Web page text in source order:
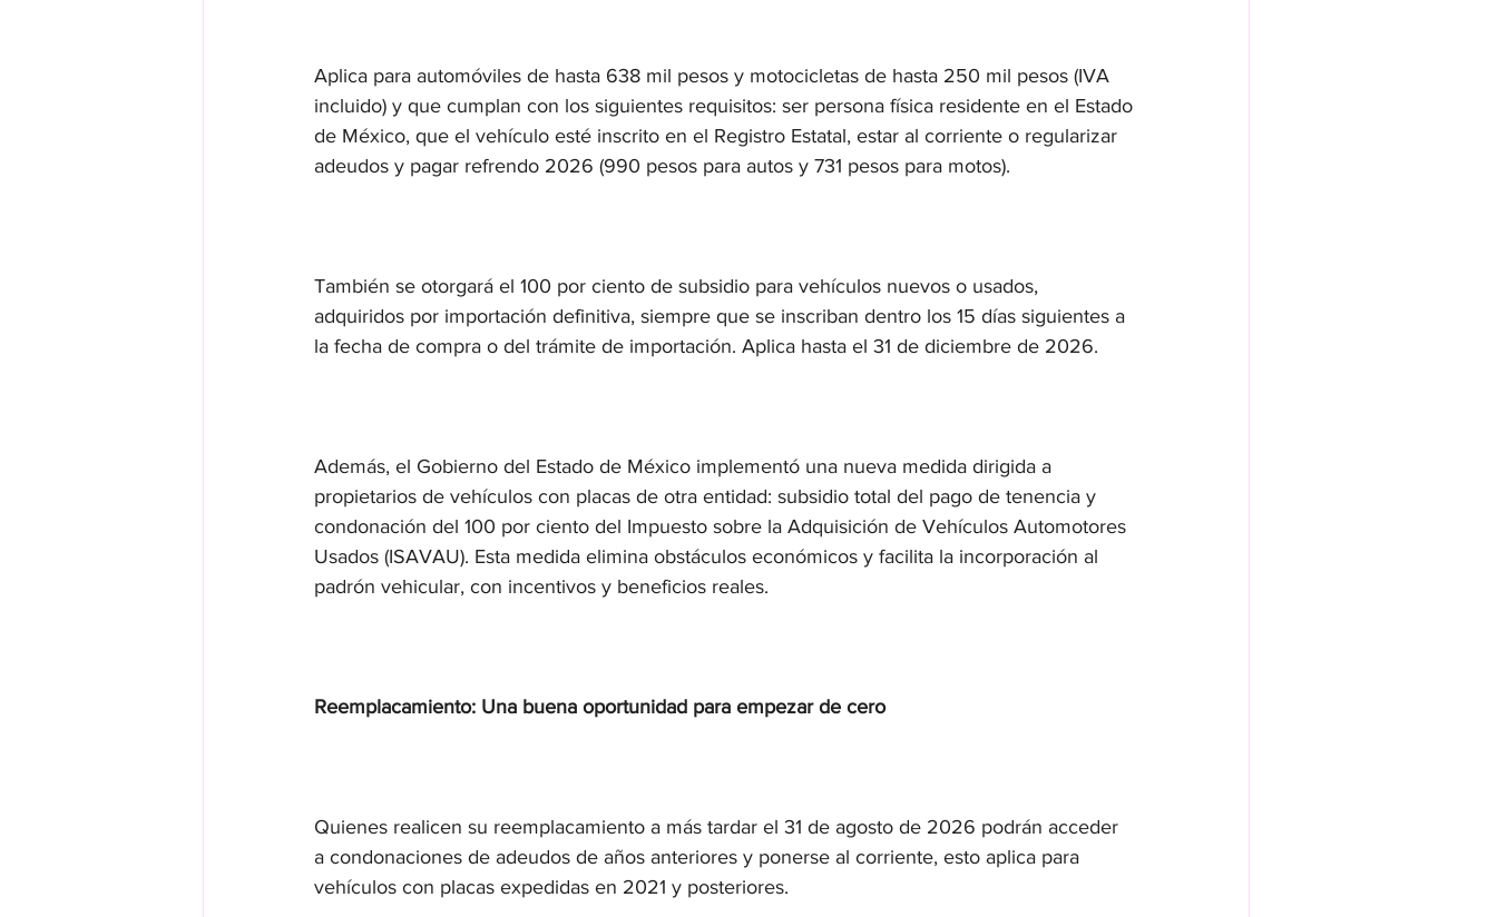
Aplica para automóviles de hasta 638 mil pesos y motocicletas de hasta 250 mil pesos (IVA
incluido) y que cumplan con los siguientes requisitos: ser persona física residente en el Estado
de México, que el vehículo esté inscrito en el Registro Estatal, estar al corriente o regularizar
adeudos y pagar refrendo 2026 (990 pesos para autos y 731 pesos para motos).
También se otorgará el 100 por ciento de subsidio para vehículos nuevos o usados,
adquiridos por importación definitiva, siempre que se inscriban dentro los 15 días siguientes a
la fecha de compra o del trámite de importación. Aplica hasta el 31 de diciembre de 2026.
Además, el Gobierno del Estado de México implementó una nueva medida dirigida a
propietarios de vehículos con placas de otra entidad: subsidio total del pago de tenencia y
condonación del 100 por ciento del Impuesto sobre la Adquisición de Vehículos Automotores
Usados (ISAVAU). Esta medida elimina obstáculos económicos y facilita la incorporación al
padrón vehicular, con incentivos y beneficios reales.
Reemplacamiento: Una buena oportunidad para empezar de cero
Quienes realicen su reemplacamiento a más tardar el 31 de agosto de 2026 podrán acceder
a condonaciones de adeudos de años anteriores y ponerse al corriente, esto aplica para
vehículos con placas expedidas en 2021 y posteriores.